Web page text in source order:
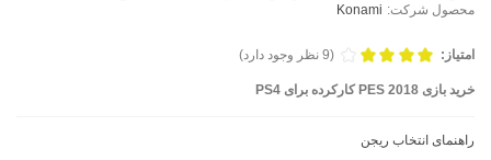
محصول شرکت: Konami
امتیاز: (9 نظر وجود دارد)
خرید بازی PES 2018 کارکرده برای PS4
راهنمای انتخاب ریجن